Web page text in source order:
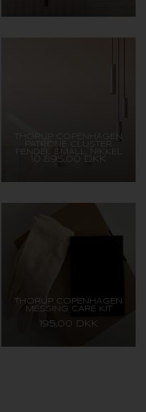
THORUP COPENHAGEN
PATRONE CLUSTER
PENDEL SMALL, NIKKEL
MALET MESSING
10.895,00 DKK
THORUP COPENHAGEN
MESSING CARE KIT
195,00 DKK